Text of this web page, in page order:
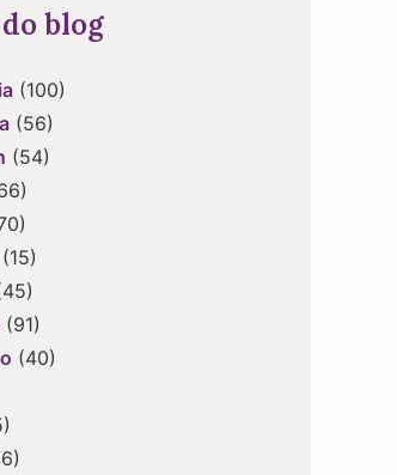
blog
(100)
(56)
(54)
(15)
(91)
(40)